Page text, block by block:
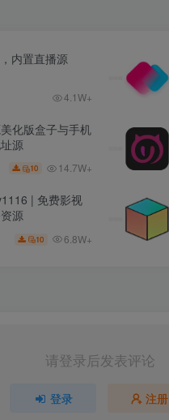
内置直播源
4.1W+
化版盒子与手机
源
10 14.7W+
| 免费影视
源
10 6.8W+
请登录后发表评论
登录 注册